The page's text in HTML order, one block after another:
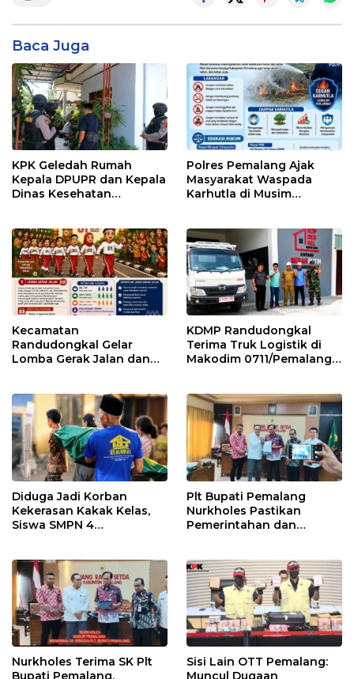
Baca Juga
KPK Geledah Rumah
Kepala DPUPR dan Kepala
Dinas Kesehatan
Polres Pemalang Ajak
Masyarakat Waspada
Karhutla di Musim
Kecamatan
Randudongkal Gelar
Lomba Gerak Jalan dan
KDMP Randudongkal
Terima Truk Logistik di
Makodim 0711/Pemalang
Diduga Jadi Korban
Kekerasan Kakak Kelas,
Siswa SMPN 4
Plt Bupati Pemalang
Nurkholes Pastikan
Pemerintahan dan
Nurkholes Terima SK Plt
Bupati Pemalang,
Sisi Lain OTT Pemalang:
Muncul Dugaan